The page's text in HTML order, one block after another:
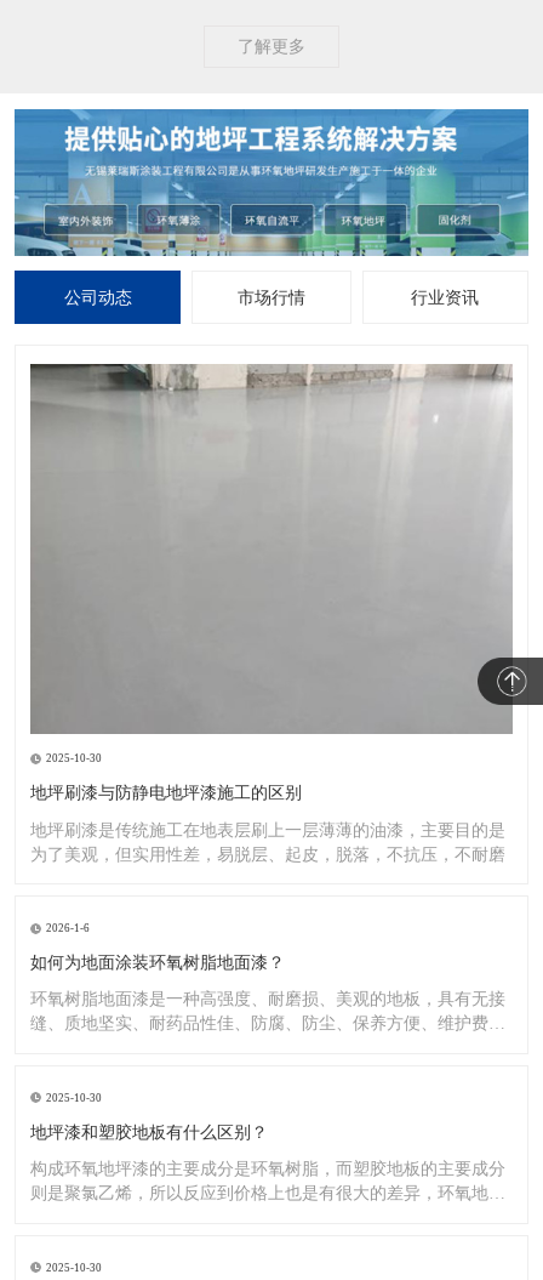
了解更多
公司动态 市场行情 行业资讯
2025-10-30
地坪刷漆与防静电地坪漆施工的区别
地坪刷漆是传统施工在地表层刷上一层薄薄的油漆，主要目的是
为了美观，但实用性差，易脱层、起皮，脱落，不抗压，不耐磨
2026-1-6
如何为地面涂装环氧树脂地面漆？
环氧树脂地面漆是一种高强度、耐磨损、美观的地板，具有无接
缝、质地坚实、耐药品性佳、防腐、防尘、保养方便、维护费用
2025-10-30
地坪漆和塑胶地板有什么区别？
构成环氧地坪漆的主要成分是环氧树脂，而塑胶地板的主要成分
则是聚氯乙烯，所以反应到价格上也是有很大的差异，环氧地坪
2025-10-30